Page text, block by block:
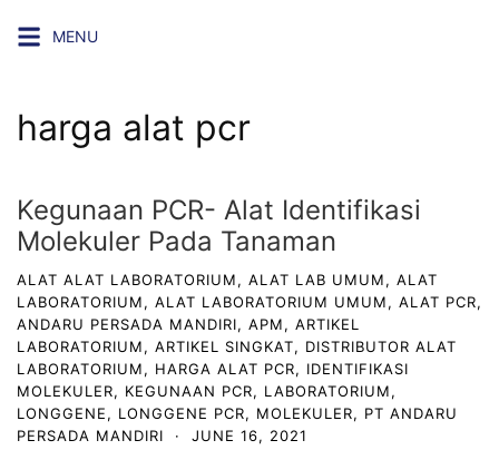
MENU
harga alat pcr
Kegunaan PCR- Alat Identifikasi
Molekuler Pada Tanaman
ALAT ALAT LABORATORIUM, ALAT LAB UMUM, ALAT
LABORATORIUM, ALAT LABORATORIUM UMUM, ALAT PCR,
ANDARU PERSADA MANDIRI, APM, ARTIKEL
LABORATORIUM, ARTIKEL SINGKAT, DISTRIBUTOR ALAT
LABORATORIUM, HARGA ALAT PCR, IDENTIFIKASI
MOLEKULER, KEGUNAAN PCR, LABORATORIUM,
LONGGENE, LONGGENE PCR, MOLEKULER, PT ANDARU
PERSADA MANDIRI
· JUNE 16, 2021